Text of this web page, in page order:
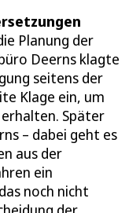
Planung der
Deerns klagte
seitens der
Klage ein, um
Später
– dabei geht es
aus der
ein
noch nicht